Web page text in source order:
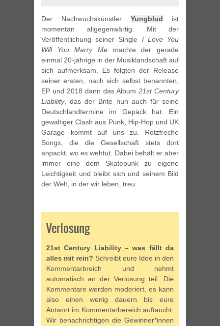
Der Nachwuchskünstler Yungblud ist
momentan allgegenwärtig. Mit der
Veröffentlichung seiner Single I Love You
Will You Marry Me machte der gerade
einmal 20-jährige in der Musiklandschaft auf
sich aufmerksam. Es folgten der Release
seiner ersten, nach sich selbst benannten,
EP und 2018 dann das Album 21st Century
Liability, das der Brite nun auch für seine
Deutschlandtermine im Gepäck hat. Ein
gewaltiger Clash aus Punk, Hip-Hop und UK
Garage kommt auf uns zu. Rotzfreche
Songs, die die Gesellschaft stets dort
anpackt, wo es wehtut. Dabei behält er aber
immer eine dem Skatepunk zu eigene
Leichtigkeit und bleibt sich und seinem Bild
der Welt, in der wir leben, treu.
Verlosung
21st Century Liability – was fällt da
alles mit rein? Schreibt eure Idee in den
Kommentarbreich und nehmt
automatisch an der Verlosung teil. Die
Kommentare werden moderiert, es kann
also einen wenig dauern bis eure
Antwort im Kommentarbereich auftaucht.
Wir benachrichtigen die Gewinner*innen